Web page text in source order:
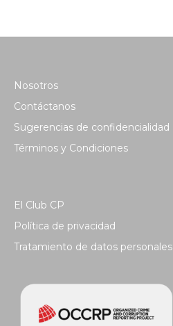
Nosotros
Contáctanos
Sugerencias de confidencialidad
Términos y Condiciones
El Club CP
Política de privacidad
Tratamiento de datos personales